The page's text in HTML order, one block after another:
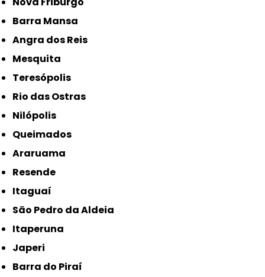
Barra Mansa
Angra dos Reis
Mesquita
Teresópolis
Rio das Ostras
Nilópolis
Queimados
Araruama
Resende
Itaguaí
São Pedro da Aldeia
Itaperuna
Japeri
Barra do Piraí